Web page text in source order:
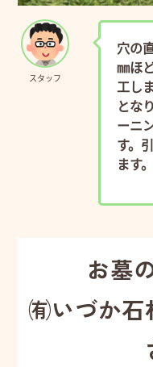
スタッフ
穴の
㎜ほ
工し
とな
ーニ
す。
ます。
お墓
㈲いづか石